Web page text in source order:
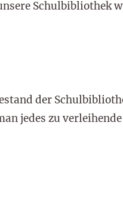
Schulbibliothek
der
jedes zu